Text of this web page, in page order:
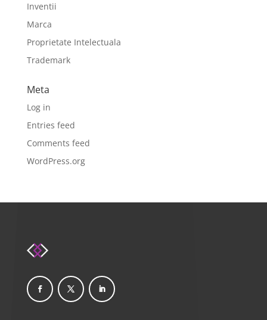
Inventii
Marca
Proprietate Intelectuala
Trademark
Meta
Log in
Entries feed
Comments feed
WordPress.org